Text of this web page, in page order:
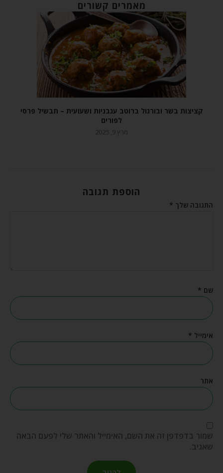
מאמרים קשורים
קציצות בשר ובורגול ברוטב עגבניות ושעועית – תבשיל פרסי
לפורים
מרץ 9, 2025
הוספת תגובה
התגובה שלך *
שם *
אימייל *
אתר
שמור בדפדפן זה את השם, האימייל והאתר שלי לפעם הבאה
שאגיב.